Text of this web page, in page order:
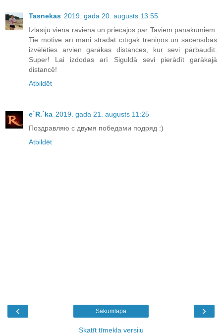
Tasnekas 2019. gada 20. augusts 13:55
Izlasīju vienā rāvienā un priecājos par Taviem panākumiem.
Tie motivē arī mani strādāt cītīgāk treniņos un sacensībās
izvēlēties arvien garākas distances, kur sevi pārbaudīt.
Super! Lai izdodas arī Siguldā sevi pierādīt garākajā
distancē!
Atbildēt
e`R.`ka 2019. gada 21. augusts 11:25
Поздравляю с двумя победами подряд :)
Atbildēt
‹ ›
Sākumlapa
Skatīt tīmekļa versiju